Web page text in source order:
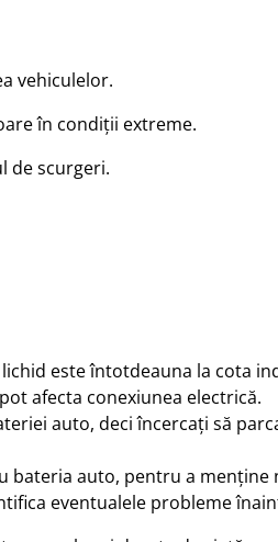
vehiculelor.
în condiții extreme.
de scurgeri.
este întotdeauna la cota
afecta conexiunea electrică.
auto, deci încercați să
auto, pentru a menține
eventualele probleme